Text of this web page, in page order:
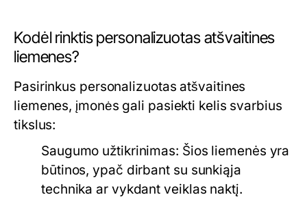
Kodėl rinktis personalizuotas atšvaitines
liemenes?
Pasirinkus personalizuotas atšvaitines
liemenes, įmonės gali pasiekti kelis svarbius
tikslus:
Saugumo užtikrinimas: Šios liemenės yra
būtinos, ypač dirbant su sunkiąja
technika ar vykdant veiklas naktį.